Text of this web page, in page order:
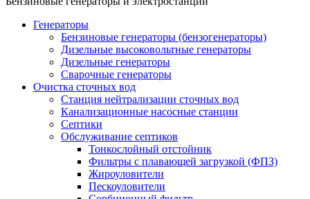
Генераторы
Бензиновые генераторы (бензогенераторы)
Дизельные высоковольтные генераторы
Дизельные генераторы
Сварочные генераторы
Очистка сточных вод
Станция нейтрализации сточных вод
Канализационные насосные станции
Септики
Обслуживание септиков
Тонкослойный отстойник
Фильтры с плавающей загрузкой (ФПЗ)
Жироуловители
Пескоуловители